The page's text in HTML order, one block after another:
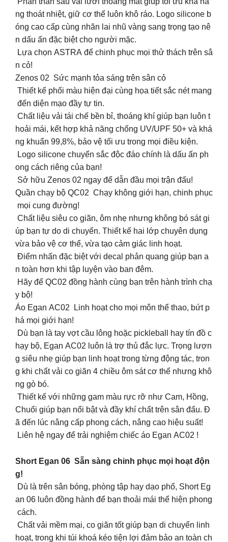
ng thoát nhiệt, giữ cơ thể luôn khô ráo. Logo silicone b
óng cao cấp cùng nhãn lai nhũ vàng sang trọng tạo nê
n dấu ấn đặc biệt cho người mặc.
Lựa chọn ASTRA để chinh phục mọi thử thách trên sâ
n cỏ!
Zenos 02 Sức mạnh tỏa sáng trên sân cỏ
Thiết kế phối màu hiện đại cùng họa tiết sắc nét mang
đến diện mạo đầy tự tin.
Chất liệu vải tái chế bền bỉ, thoáng khí giúp bạn luôn t
hoải mái, kết hợp khả năng chống UV/UPF 50+ và khá
ng khuẩn 99,8%, bảo vệ tối ưu trong mọi điều kiện.
Logo silicone chuyển sắc độc đáo chính là dấu ấn ph
ong cách riêng của bạn!
Sở hữu Zenos 02 ngay để dẫn đầu mọi trận đấu!
Quần chạy bộ QC02 Chạy không giới hạn, chinh phục
mọi cung đường!
Chất liệu siêu co giãn, ôm nhẹ nhưng không bó sát gi
úp bạn tự do di chuyển. Thiết kế hai lớp chuyên dụng
vừa bảo vệ cơ thể, vừa tạo cảm giác linh hoạt.
Điểm nhấn đặc biệt với decal phản quang giúp bạn a
n toàn hơn khi tập luyện vào ban đêm.
Hãy để QC02 đồng hành cùng bạn trên hành trình chạ
y bộ!
Áo Egan AC02 Linh hoạt cho mọi môn thể thao, bứt p
há mọi giới hạn!
Dù bạn là tay vợt cầu lông hoặc pickleball hay tín đồ c
hạy bộ, Egan AC02 luôn là trợ thủ đắc lực. Trọng lượn
g siêu nhẹ giúp bạn linh hoạt trong từng động tác, tron
g khi chất vải co giãn 4 chiều ôm sát cơ thể nhưng khô
ng gò bó.
Thiết kế với những gam màu rực rỡ như Cam, Hồng,
Chuối giúp bạn nổi bật và đầy khí chất trên sân đấu. Đ
ã đến lúc nâng cấp phong cách, nâng cao hiệu suất!
Liên hệ ngay để trải nghiệm chiếc áo Egan AC02 !
Short Egan 06 Sẵn sàng chinh phục mọi hoạt độn
g!
Dù là trên sân bóng, phòng tập hay dạo phố, Short Eg
an 06 luôn đồng hành để bạn thoải mái thể hiện phong
cách.
Chất vải mềm mại, co giãn tốt giúp bạn di chuyển linh
hoạt, trong khi túi khoá kéo tiện lợi đảm bảo an toàn ch